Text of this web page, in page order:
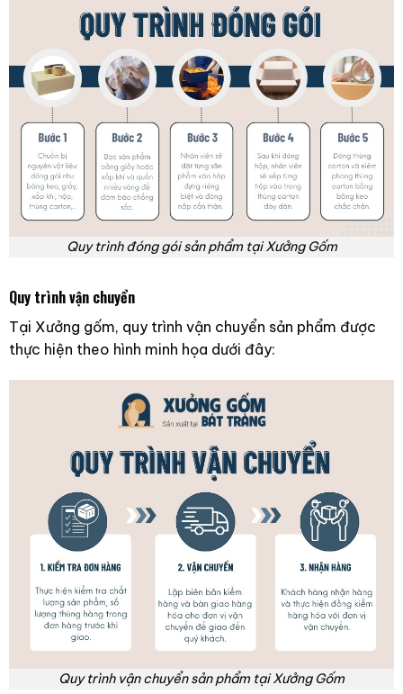
Quy trình đóng gói sản phẩm tại Xưởng Gốm
Quy trình vận chuyển
Tại Xưởng gốm, quy trình vận chuyển sản phẩm được
thực hiện theo hình minh họa dưới đây:
Quy trình vận chuyển sản phẩm tại Xưởng Gốm